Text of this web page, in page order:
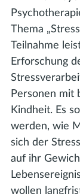
Thema
Teilnahme
Erforschung
Personen mit
Kindheit. Es
werden, wie
sich der
auf ihr
wollen